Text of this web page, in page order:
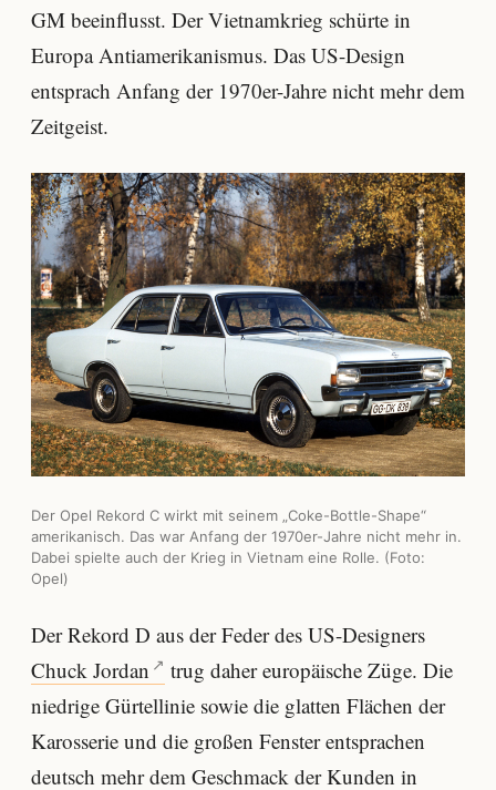
GM beeinflusst. Der Vietnamkrieg schürte in
Europa Antiamerikanismus. Das US-Design
entsprach Anfang der 1970er-Jahre nicht mehr dem
Zeitgeist.
Der Opel Rekord C wirkt mit seinem „Coke-Bottle-Shape“
amerikanisch. Das war Anfang der 1970er-Jahre nicht mehr in.
Dabei spielte auch der Krieg in Vietnam eine Rolle. (Foto:
Opel)
Der Rekord D aus der Feder des US-Designers
Chuck Jordan
trug daher europäische Züge. Die
niedrige Gürtellinie sowie die glatten Flächen der
Karosserie und die großen Fenster entsprachen
deutsch mehr dem Geschmack der Kunden in